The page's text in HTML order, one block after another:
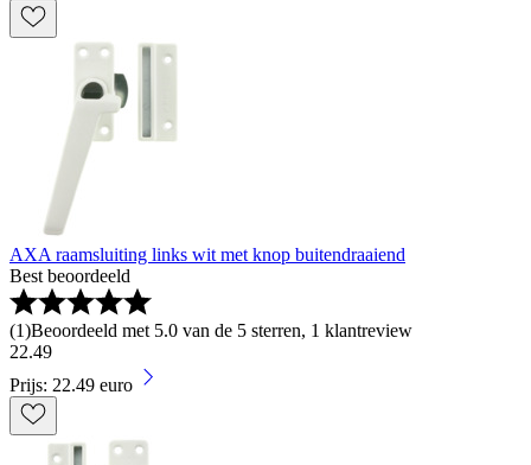
AXA raamsluiting links wit met knop buitendraaiend
Best beoordeeld
(1)Beoordeeld met 5.0 van de 5 sterren, 1 klantreview
22.49
Prijs: 22.49 euro